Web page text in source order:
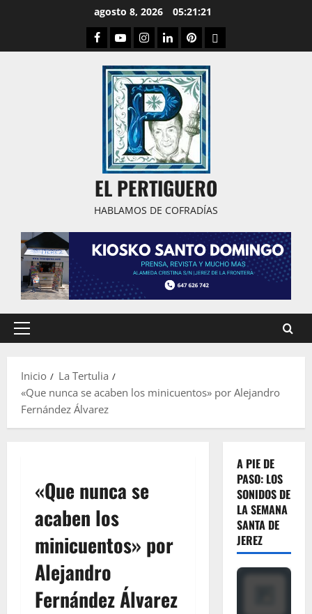
agosto 8, 2026 05:21:22
Facebook
YoutubeInstagram
LinkedPinterestDribbble
EL PERTIGUERO
HABLAMOS DE COFRADÍAS
Menú
Inicio
La Tertulia
«Que nunca se acaben los minicuentos» por Alejandro
Fernández Álvarez
«Que nunca se
acaben los
minicuentos» por
Alejandro
Fernández Álvarez
A PIE DE
PASO: LOS
SONIDOS DE
LA SEMANA
SANTA DE
JEREZ